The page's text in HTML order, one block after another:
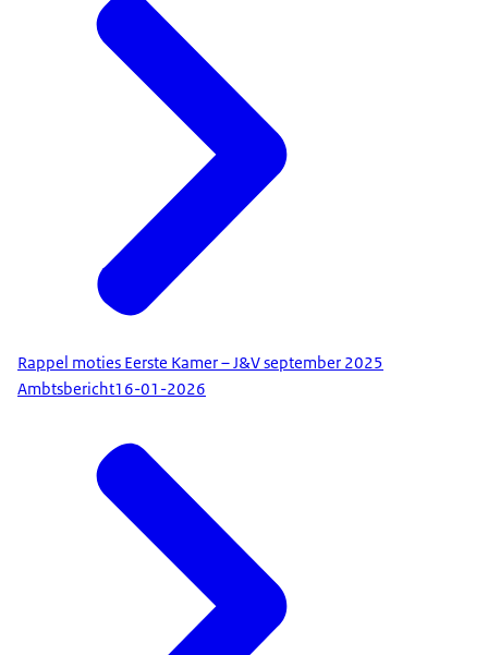
Rappel moties Eerste Kamer – J&V september 2025
Ambtsbericht16-01-2026